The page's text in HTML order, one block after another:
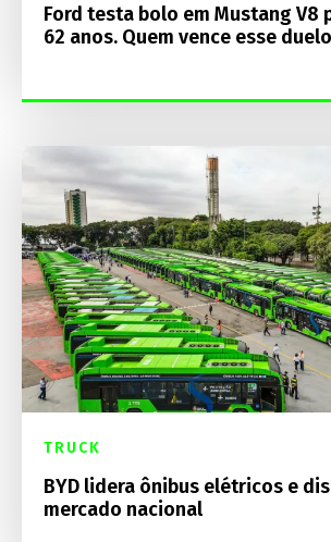
Ford testa bolo em Mustang V8
62 anos. Quem vence esse
TRUCK
BYD lidera ônibus elétricos e
mercado nacional